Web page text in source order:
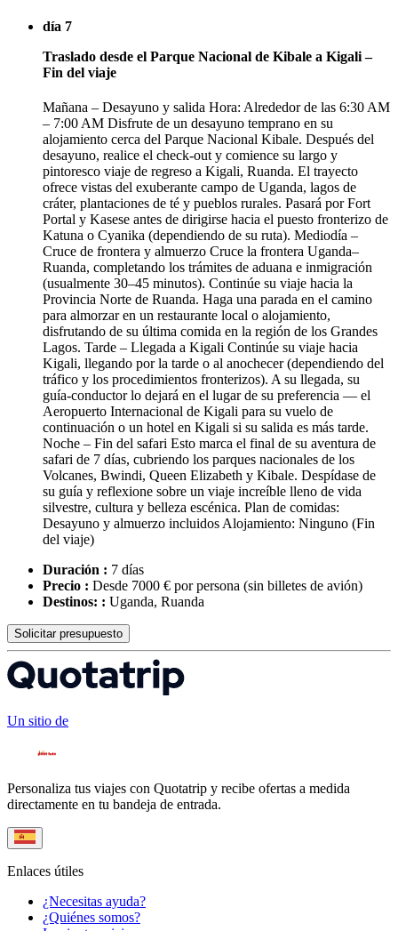
día 7
Traslado desde el Parque Nacional de Kibale a Kigali –
Fin del viaje
Mañana – Desayuno y salida Hora: Alrededor de las 6:30 AM
– 7:00 AM Disfrute de un desayuno temprano en su
alojamiento cerca del Parque Nacional Kibale. Después del
desayuno, realice el check-out y comience su largo y
pintoresco viaje de regreso a Kigali, Ruanda. El trayecto
ofrece vistas del exuberante campo de Uganda, lagos de
cráter, plantaciones de té y pueblos rurales. Pasará por Fort
Portal y Kasese antes de dirigirse hacia el puesto fronterizo de
Katuna o Cyanika (dependiendo de su ruta). Mediodía –
Cruce de frontera y almuerzo Cruce la frontera Uganda–
Ruanda, completando los trámites de aduana e inmigración
(usualmente 30–45 minutos). Continúe su viaje hacia la
Provincia Norte de Ruanda. Haga una parada en el camino
para almorzar en un restaurante local o alojamiento,
disfrutando de su última comida en la región de los Grandes
Lagos. Tarde – Llegada a Kigali Continúe su viaje hacia
Kigali, llegando por la tarde o al anochecer (dependiendo del
tráfico y los procedimientos fronterizos). A su llegada, su
guía-conductor lo dejará en el lugar de su preferencia — el
Aeropuerto Internacional de Kigali para su vuelo de
continuación o un hotel en Kigali si su salida es más tarde.
Noche – Fin del safari Esto marca el final de su aventura de
safari de 7 días, cubriendo los parques nacionales de los
Volcanes, Bwindi, Queen Elizabeth y Kibale. Despídase de
su guía y reflexione sobre un viaje increíble lleno de vida
silvestre, cultura y belleza escénica. Plan de comidas:
Desayuno y almuerzo incluidos Alojamiento: Ninguno (Fin
del viaje)
Duración : 7 días
Precio : Desde 7000 € por persona (sin billetes de avión)
Destinos: : Uganda, Ruanda
Solicitar presupuesto
Un sitio de
Personaliza tus viajes con Quotatrip y recibe ofertas a medida
directamente en tu bandeja de entrada.
Enlaces útiles
¿Necesitas ayuda?
¿Quiénes somos?